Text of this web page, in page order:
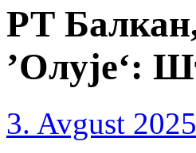
РТ
’Олује‘:
3. Avgust